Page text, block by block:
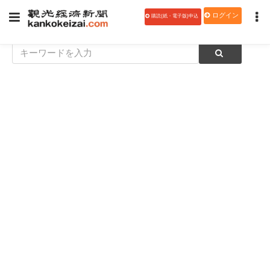
購読(紙・電子版)申込 ログイン